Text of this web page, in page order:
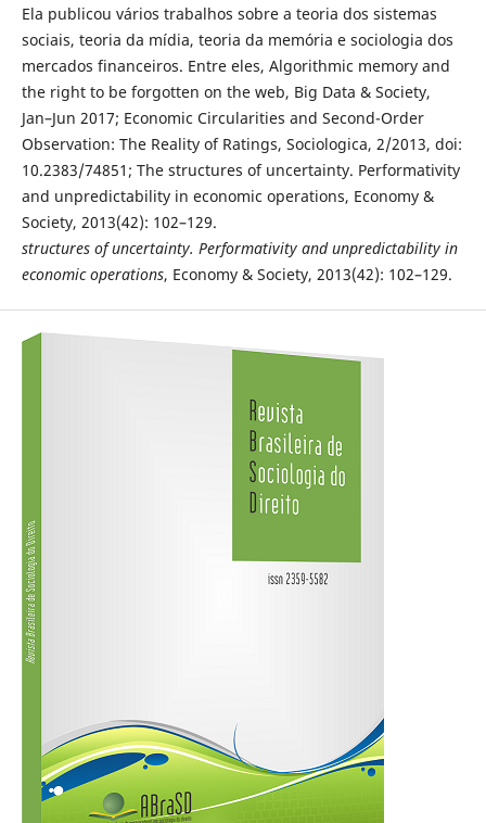
Ela publicou vários trabalhos sobre a teoria dos sistemas
sociais, teoria da mídia, teoria da memória e sociologia dos
mercados financeiros. Entre eles, Algorithmic memory and
the right to be forgotten on the web, Big Data & Society,
Jan–Jun 2017; Economic Circularities and Second-Order
Observation: The Reality of Ratings, Sociologica, 2/2013, doi:
10.2383/74851; The structures of uncertainty. Performativity
and unpredictability in economic operations, Economy &
Society, 2013(42): 102–129.
structures of uncertainty. Performativity and unpredictability in
economic operations, Economy & Society, 2013(42): 102–129.